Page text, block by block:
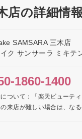
店の詳細情報
SAMSARA 三木店
ク サンサーラ ミキテ
1860-1400
ついて：「楽天ビューテ
来店が難しい場合は、な